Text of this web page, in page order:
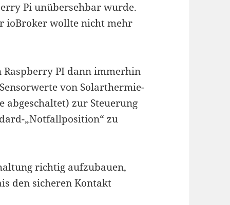
Pi unübersehbar wurde.
ioBroker wollte nicht mehr
Raspberry PI dann immerhin
von Solarthermie-
abgeschaltet) zur Steuerung
„Notfallposition“ zu
richtig aufzubauen,
den sicheren Kontakt